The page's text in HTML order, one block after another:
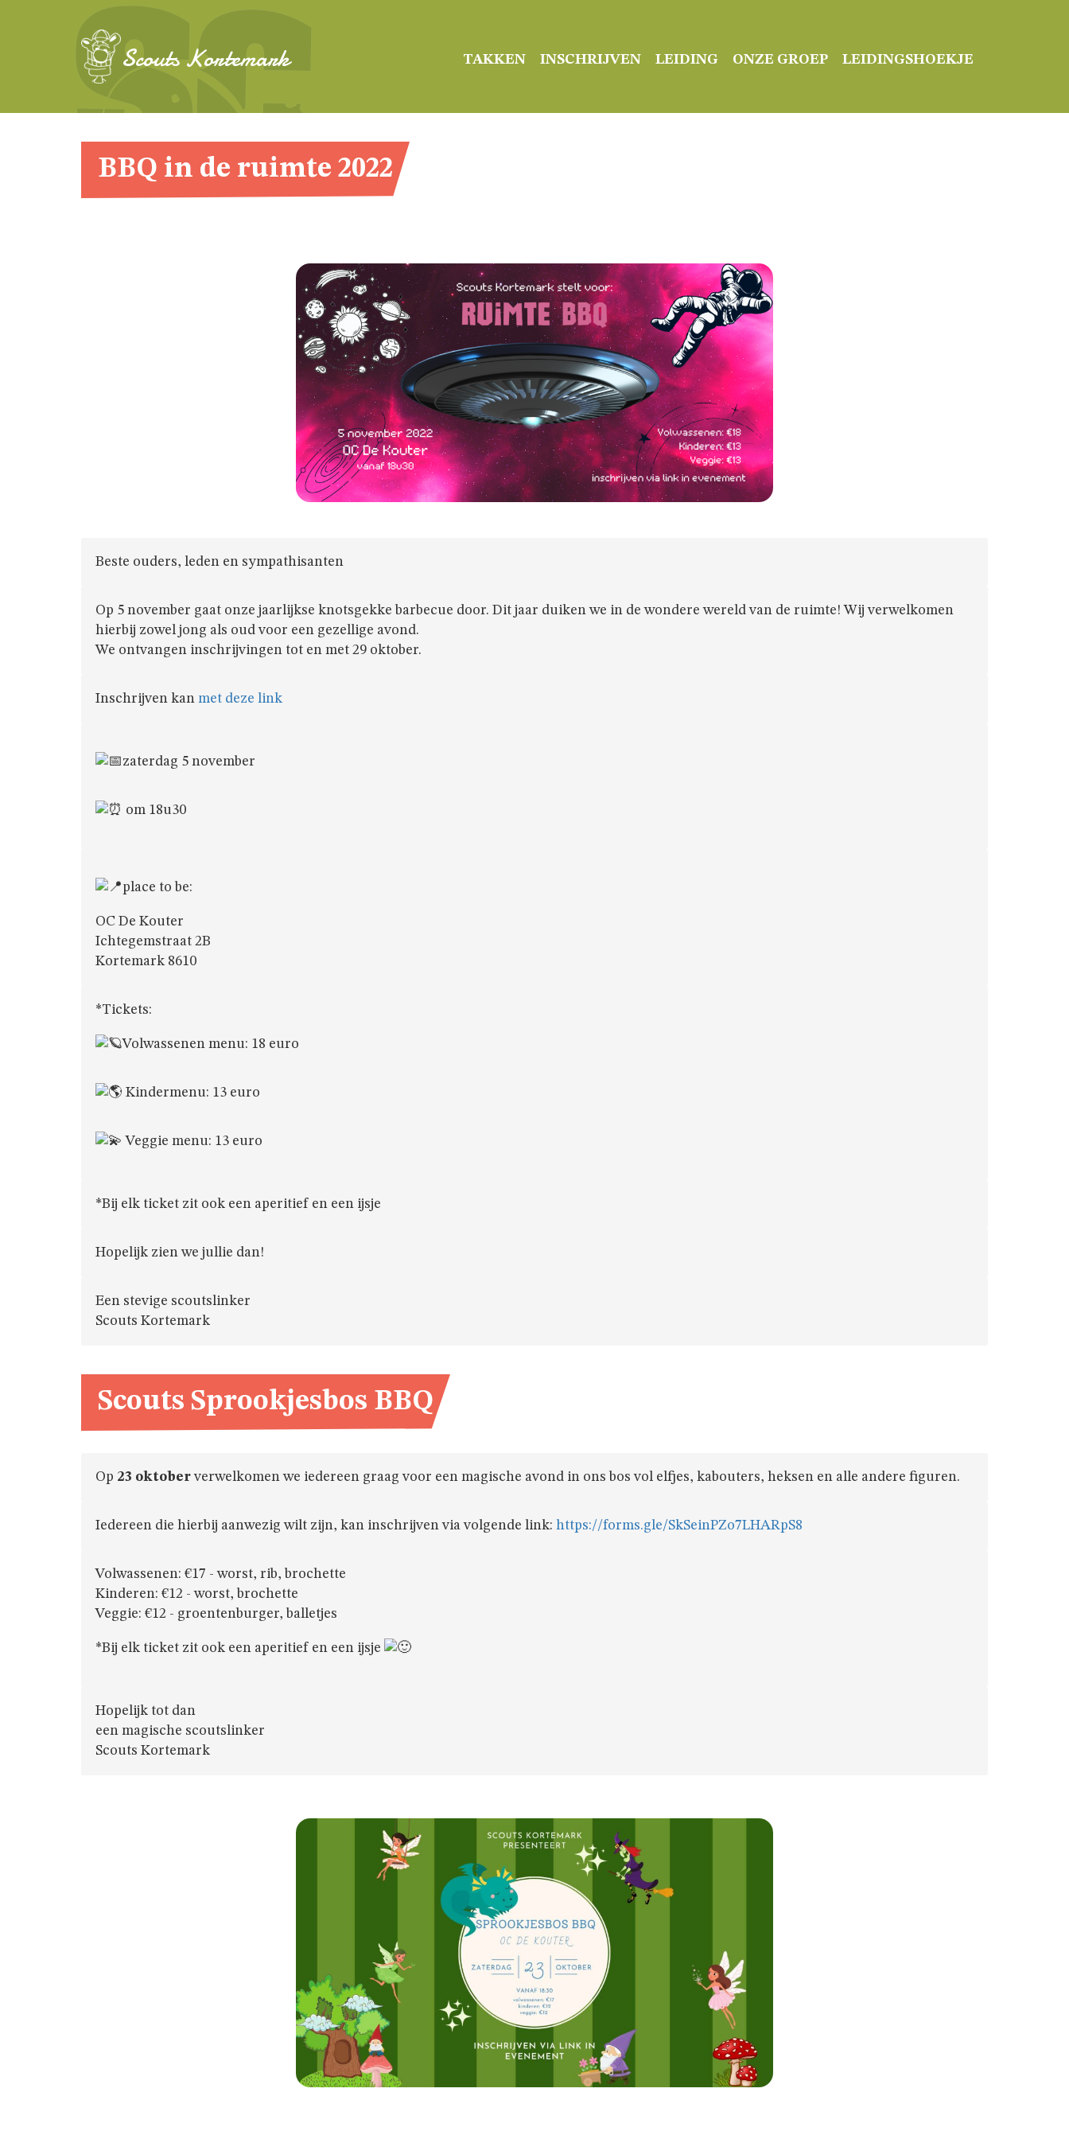
Scouts Kortemark TAKKEN INSCHRIJVEN LEIDING ONZE GROEP LEIDINGSHOEKJE
BBQ in de ruimte 2022
Beste ouders, leden en sympathisanten
Op 5 november gaat onze jaarlijkse knotsgekke barbecue door. Dit jaar duiken we in de wondere wereld van de ruimte! Wij verwelkomen
hierbij zowel jong als oud voor een gezellige avond.
We ontvangen inschrijvingen tot en met 29 oktober.
Inschrijven kan met deze link
zaterdag 5 november
om 18u30
place to be:
OC De Kouter
Ichtegemstraat 2B
Kortemark 8610
*Tickets:
Volwassenen menu: 18 euro
Kindermenu: 13 euro
Veggie menu: 13 euro
*Bij elk ticket zit ook een aperitief en een ijsje
Hopelijk zien we jullie dan!
Een stevige scoutslinker
Scouts Kortemark
Scouts Sprookjesbos BBQ
Op 23 oktoberverwelkomen we iedereen graag voor een magische avond in ons bos vol elfjes, kabouters, heksen en alle andere figuren.
Iedereen die hierbij aanwezig wilt zijn, kan inschrijven via volgende link: https://forms.gle/SkSeinPZo7LHARpS8
Volwassenen: €17 - worst, rib, brochette
Kinderen: €12 - worst, brochette
Veggie: €12 - groentenburger, balletjes
*Bij elk ticket zit ook een aperitief en een ijsje
Hopelijk tot dan
een magische scoutslinker
Scouts Kortemark